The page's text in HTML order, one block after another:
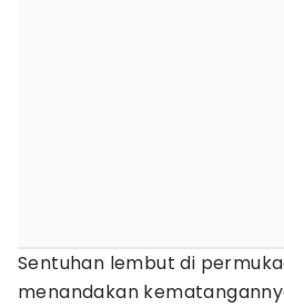
Sentuhan lembut di
menandakan